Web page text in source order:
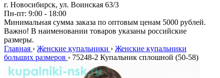
г. Новосибирск, ул. Воинская 63/3
Пн-пт: 9:00 - 18:00
Минимальная сумма заказа по оптовым ценам 5000 рублей.
Важно! В наименовании товаров указаны российские
размеры.
Главная › Женские купальники › Женские купальники
больших размеров › 75248-2 Купальник сплошной (50-58)